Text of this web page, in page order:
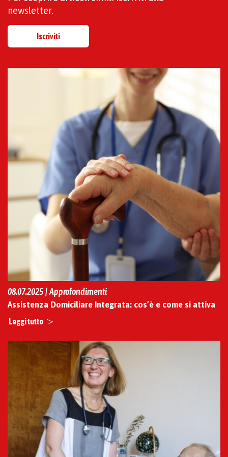
newsletter.
Iscriviti
08.07.2025 | Approfondimenti
Assistenza Domiciliare Integrata: cos’è e come si attiva
Leggi tutto